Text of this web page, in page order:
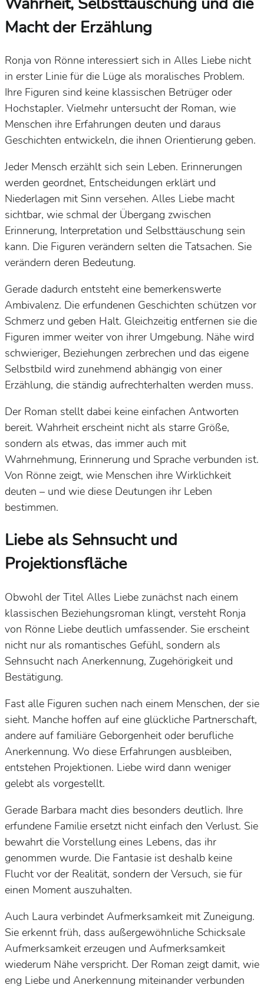
Macht der Erzählung
Ronja von Rönne interessiert sich in Alles Liebe nicht
in erster Linie für die Lüge als moralisches Problem.
Ihre Figuren sind keine klassischen Betrüger oder
Hochstapler. Vielmehr untersucht der Roman, wie
Menschen ihre Erfahrungen deuten und daraus
Geschichten entwickeln, die ihnen Orientierung geben.
Jeder Mensch erzählt sich sein Leben. Erinnerungen
werden geordnet, Entscheidungen erklärt und
Niederlagen mit Sinn versehen. Alles Liebe macht
sichtbar, wie schmal der Übergang zwischen
Erinnerung, Interpretation und Selbsttäuschung sein
kann. Die Figuren verändern selten die Tatsachen. Sie
verändern deren Bedeutung.
Gerade dadurch entsteht eine bemerkenswerte
Ambivalenz. Die erfundenen Geschichten schützen vor
Schmerz und geben Halt. Gleichzeitig entfernen sie die
Figuren immer weiter von ihrer Umgebung. Nähe wird
schwieriger, Beziehungen zerbrechen und das eigene
Selbstbild wird zunehmend abhängig von einer
Erzählung, die ständig aufrechterhalten werden muss.
Der Roman stellt dabei keine einfachen Antworten
bereit. Wahrheit erscheint nicht als starre Größe,
sondern als etwas, das immer auch mit
Wahrnehmung, Erinnerung und Sprache verbunden ist.
Von Rönne zeigt, wie Menschen ihre Wirklichkeit
deuten – und wie diese Deutungen ihr Leben
bestimmen.
Liebe als Sehnsucht und
Projektionsfläche
Obwohl der Titel Alles Liebe zunächst nach einem
klassischen Beziehungsroman klingt, versteht Ronja
von Rönne Liebe deutlich umfassender. Sie erscheint
nicht nur als romantisches Gefühl, sondern als
Sehnsucht nach Anerkennung, Zugehörigkeit und
Bestätigung.
Fast alle Figuren suchen nach einem Menschen, der sie
sieht. Manche hoffen auf eine glückliche Partnerschaft,
andere auf familiäre Geborgenheit oder berufliche
Anerkennung. Wo diese Erfahrungen ausbleiben,
entstehen Projektionen. Liebe wird dann weniger
gelebt als vorgestellt.
Gerade Barbara macht dies besonders deutlich. Ihre
erfundene Familie ersetzt nicht einfach den Verlust. Sie
bewahrt die Vorstellung eines Lebens, das ihr
genommen wurde. Die Fantasie ist deshalb keine
Flucht vor der Realität, sondern der Versuch, sie für
einen Moment auszuhalten.
Auch Laura verbindet Aufmerksamkeit mit Zuneigung.
Sie erkennt früh, dass außergewöhnliche Schicksale
Aufmerksamkeit erzeugen und Aufmerksamkeit
wiederum Nähe verspricht. Der Roman zeigt damit, wie
eng Liebe und Anerkennung miteinander verbunden